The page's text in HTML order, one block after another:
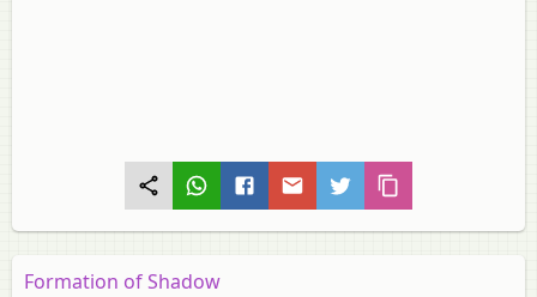
Formation of Shadow